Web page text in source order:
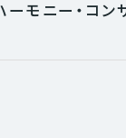
ニー・コン